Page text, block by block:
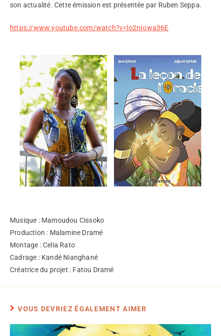
son actualité. Cette émission est présentée par Ruben Seppa.
https://www.youtube.com/watch?v=lo2nIowa36E
Musique : Mamoudou Cissoko
Production : Malamine Dramé
Montage : Celia Rato
Cadrage : Kandé Nianghané
Créatrice du projet : Fatou Dramé
VOUS DEVRIEZ ÉGALEMENT AIMER